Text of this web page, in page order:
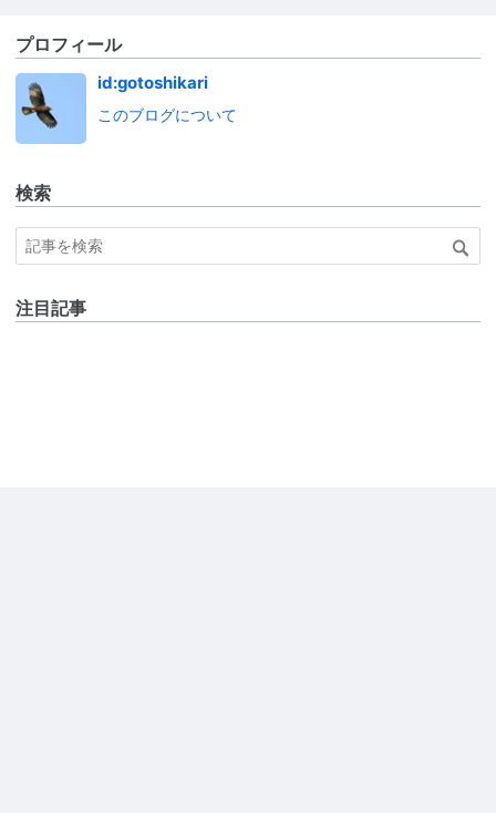
プロフィール
id:gotoshikari
このブログについて
検索
注目記事